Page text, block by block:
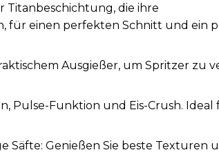
Titanbeschichtung, die ihre
für einen perfekten Schnitt und ein
Ausgießer, um Spritzer zu
Pulse-Funktion und Eis-Crush. Ideal
Genießen Sie beste Texturen